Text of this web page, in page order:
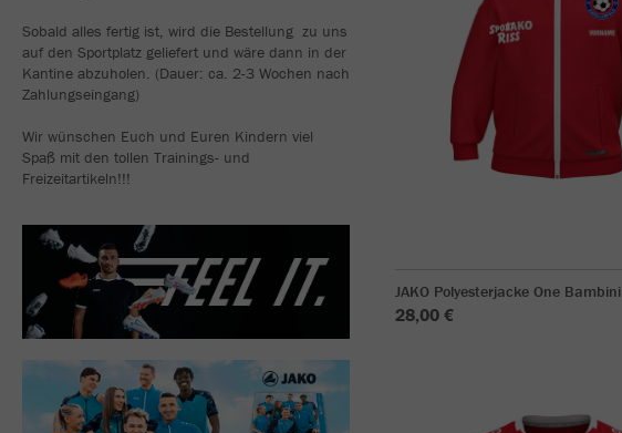
Sobald alles fertig ist, wird die Bestellung zu uns
auf den Sportplatz geliefert und wäre dann in der
Kantine abzuholen. (Dauer: ca. 2-3 Wochen nach
Zahlungseingang)
Wir wünschen Euch und Euren Kindern viel
Spaß mit den tollen Trainings- und
Freizeitartikeln!!!
JAKO Polyesterjacke One Bambini
28,00 €